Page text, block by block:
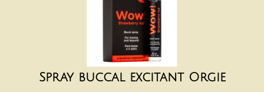
Spray buccal excitant Orgie